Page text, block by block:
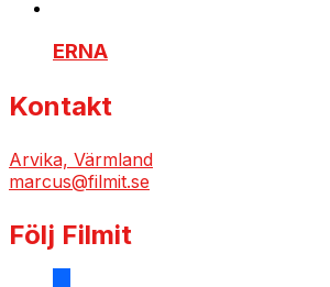
ERNA
Kontakt
Arvika, Värmland
marcus@filmit.se
Följ Filmit